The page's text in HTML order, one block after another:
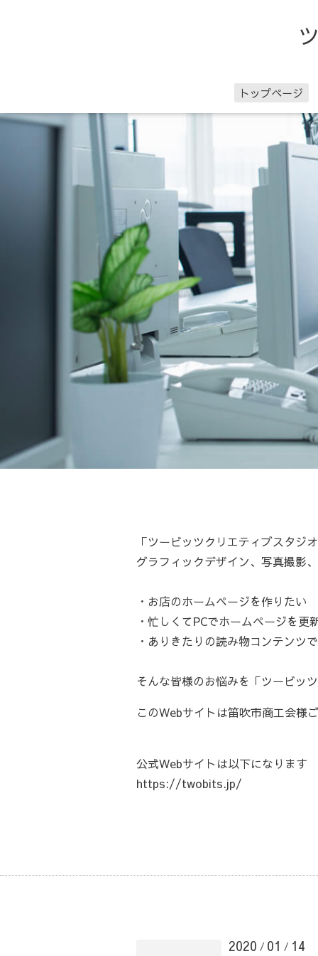
トップページ
「ツービッツクリエティブスタジ
グラフィックデザイン、写真撮影
・お店のホームページを作りたい
・忙しくてPCでホームページを更
・ありきたりの読み物コンテンツ
そんな皆様のお悩みを「ツービッ
このWebサイトは笛吹市商工会様
公式Webサイトは以下になります
https://twobits.jp/
2020 / 01 / 14